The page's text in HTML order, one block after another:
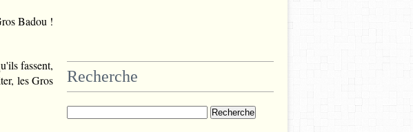
Badou !
fassent,
les Gros
Recherche